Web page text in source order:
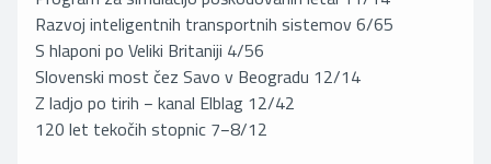
Razvoj inteligentnih transportnih sistemov 6/65
S hlaponi po Veliki Britaniji 4/56
Slovenski most čez Savo v Beogradu 12/14
Z ladjo po tirih − kanal Elblag 12/42
120 let tekočih stopnic 7−8/12